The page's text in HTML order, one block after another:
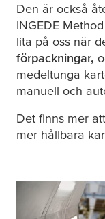
Den är också
INGEDE
lita på oss när
förpackningar,
medeltunga
manuell och
Det finns mer
mer hållbara